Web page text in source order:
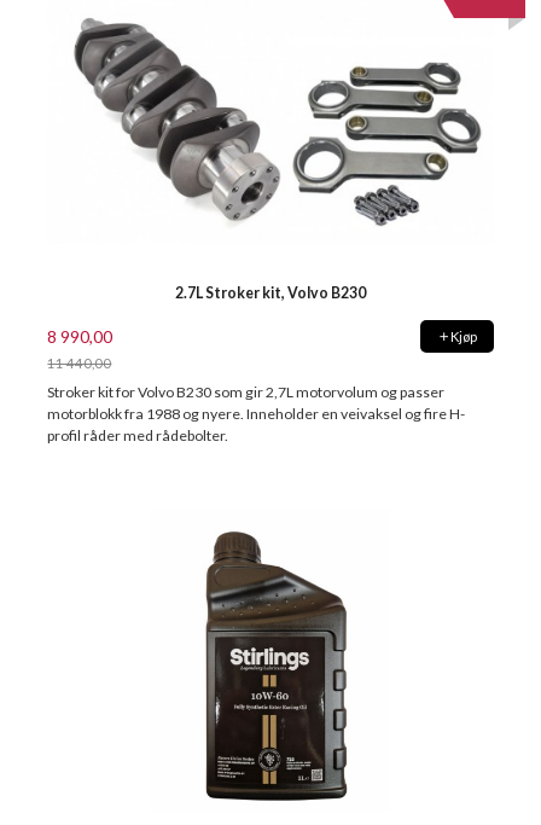
2.7L Stroker kit, Volvo B230
8 990,00
11 440,00
Rabatt
Kjøp
Stroker kit for Volvo B230 som gir 2,7L motorvolum og passer
motorblokk fra 1988 og nyere. Inneholder en veivaksel og fire H-
profil råder med rådebolter.